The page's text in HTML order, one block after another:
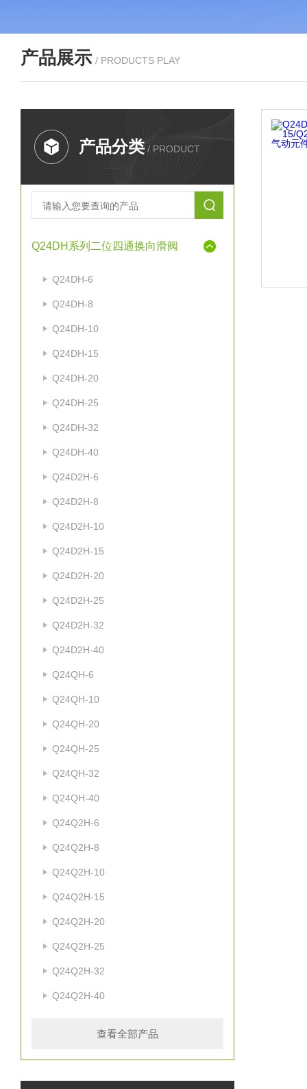
产品展示 / PRODUCTS PLAY
产品分类 / PRODUCT
Q24DH系列二位四通换向滑阀
Q24DH-6
Q24DH-8
Q24DH-10
Q24DH-15
Q24DH-20
Q24DH-25
Q24DH-32
Q24DH-40
Q24D2H-6
Q24D2H-8
Q24D2H-10
Q24D2H-15
Q24D2H-20
Q24D2H-25
Q24D2H-32
Q24D2H-40
Q24QH-6
Q24QH-10
Q24QH-20
Q24QH-25
Q24QH-32
Q24QH-40
Q24Q2H-6
Q24Q2H-8
Q24Q2H-10
Q24Q2H-15
Q24Q2H-20
Q24Q2H-25
Q24Q2H-32
Q24Q2H-40
查看全部产品